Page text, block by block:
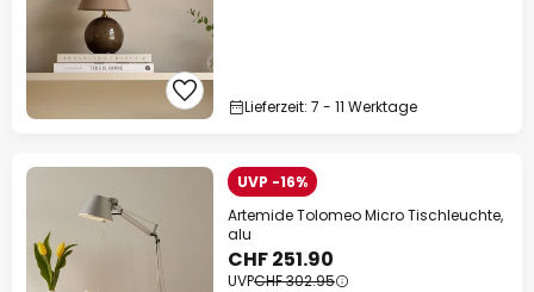
Lieferzeit: 7 - 11 Werktage
UVP -16%
Artemide Tolomeo Micro Tischleuchte,
alu
CHF 251.90
UVPCHF 302.95